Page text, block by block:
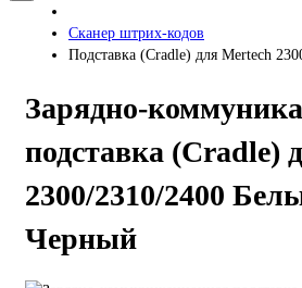
Сканер штрих-кодов
Подставка (Cradle) для Mertech
Зарядно-
подставка (Cradle)
2300/2310/2400
Черный